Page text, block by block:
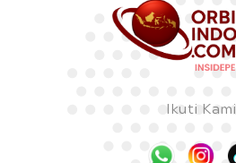
Ikuti Kami